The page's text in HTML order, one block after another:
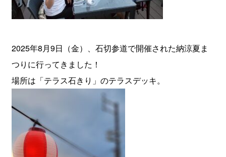
2025年8月9日（金）、石切参道で開催された納涼夏ま
つりに行ってきました！
場所は「テラス石きり」のテラスデッキ。